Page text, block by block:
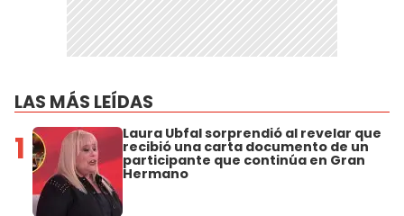
LAS MÁS LEÍDAS
1 Laura Ubfal sorprendió al revelar que
recibió una carta documento de un
participante que continúa en Gran
Hermano